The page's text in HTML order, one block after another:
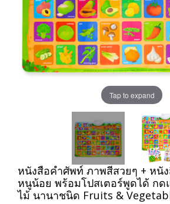
Tap to expand
หนังสือคำศัพท์ ภาพสีสวยๆ + หนั
หนูน้อย พร้อมโปสเตอร์พูดได้ กด
ไม้ นานาชนิด Fruits &